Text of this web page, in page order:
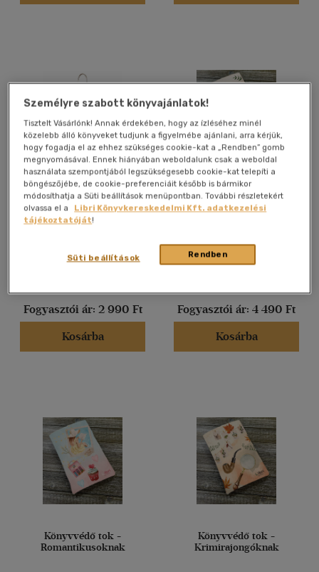
Angol-német-francia-
Héber (1)
Holland(145)
Latin(258)
Latin (1)
több nyelv megjelenítése
Vélemény szerint
(3)
(1)
Vitriolum öko szatyor
Fogyasztói ár: 2 990 Ft
Kosárba
Könyvvédő tok - Kortárs
olvasóknak
Ajándék
Fogyasztói ár: 4 490 Ft
Kosárba
Könyvvédő tok -
Romantikusoknak
Könyvvédő tok -
Krimirajongóknak
Személyre szabott könyvajánlatok!
Tisztelt Vásárlónk! Annak érdekében, hogy az ízléséhez minél
közelebb álló könyveket tudjunk a figyelmébe ajánlani, arra kérjük,
hogy fogadja el az ehhez szükséges cookie-kat a „Rendben” gomb
megnyomásával. Ennek hiányában weboldalunk csak a weboldal
használata szempontjából legszükségesebb cookie-kat telepíti a
böngészőjébe, de cookie-preferenciáit később is bármikor
módosíthatja a Süti beállítások menüpontban. További részletekért
olvassa el a
Libri Könyvkereskedelmi Kft. adatkezelési
tájékoztatóját!
Rendben
Süti beállítások